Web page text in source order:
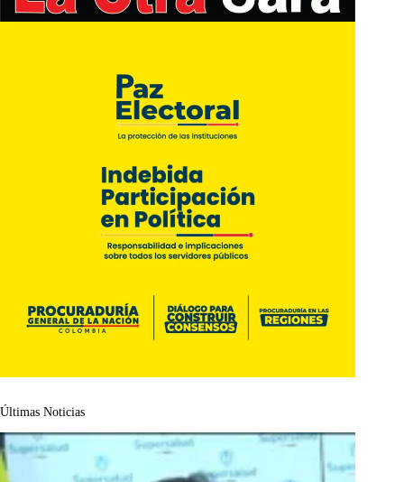
Últimas Noticias